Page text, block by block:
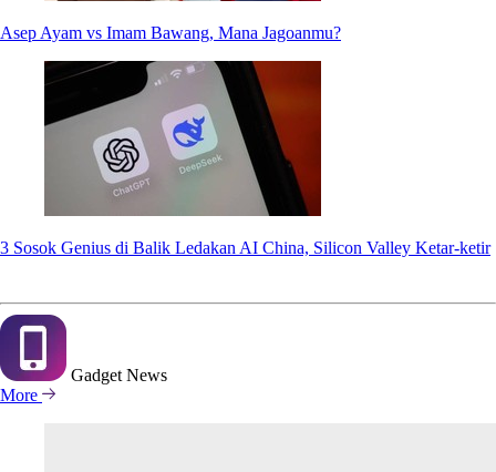
Asep Ayam vs Imam Bawang, Mana Jagoanmu?
3 Sosok Genius di Balik Ledakan AI China, Silicon Valley Ketar-ketir
Gadget News
More